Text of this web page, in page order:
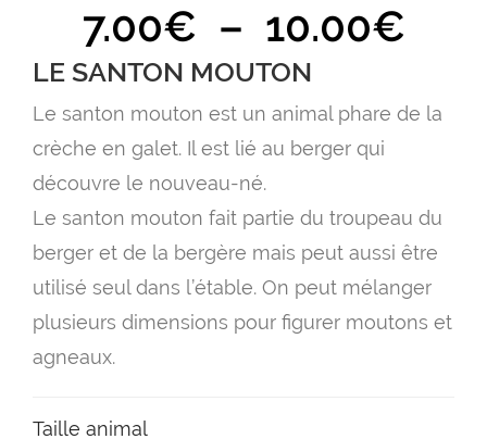
7.00€ – 10.00€
prix
LE SANTON MOUTON
Le santon mouton est un animal phare de la
crèche en galet. Il est lié au berger qui
découvre le nouveau-né.
Le santon mouton fait partie du troupeau du
berger et de la bergère mais peut aussi être
utilisé seul dans l’étable. On peut mélanger
plusieurs dimensions pour figurer moutons et
agneaux.
Taille animal